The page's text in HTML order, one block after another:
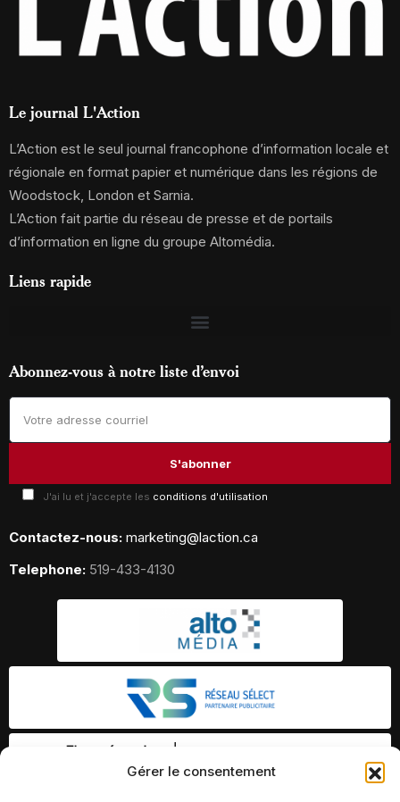
Gérer le consentement
Le journal L'Action
L’Action est le seul journal francophone d’information locale et
régionale en format papier et numérique dans les régions de
Woodstock, London et Sarnia.
L’Action fait partie du réseau de presse et de portails
d’information en ligne du groupe Altomédia.
Liens rapide
Abonnez-vous à notre liste d’envoi
J'ai lu et j'accepte les conditions d'utilisation
Contactez-nous: marketing@laction.ca
Telephone: 519-433-4130